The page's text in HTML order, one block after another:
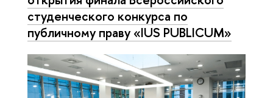
студенческого конкурса по
публичному праву «IUS PUBLICUM»